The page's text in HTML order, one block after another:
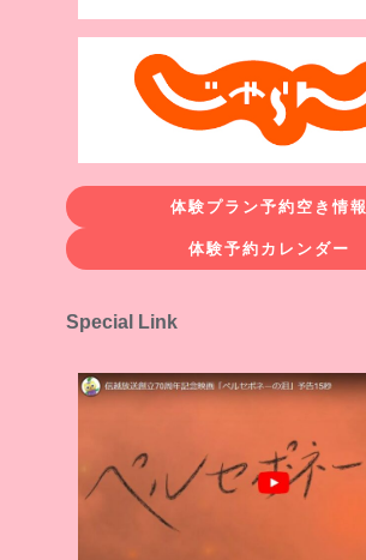
体験プラン予約空き情報
体験予約カレンダー
Special Link